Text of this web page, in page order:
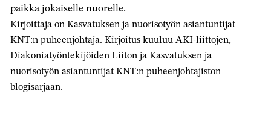
paikka jokaiselle nuorelle.
Kirjoittaja on Kasvatuksen ja nuorisotyön asiantuntijat
KNT:n puheenjohtaja. Kirjoitus kuuluu AKI-liittojen,
Diakoniatyöntekijöiden Liiton ja Kasvatuksen ja
nuorisotyön asiantuntijat KNT:n puheenjohtajiston
blogisarjaan.